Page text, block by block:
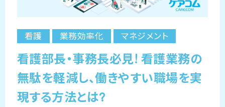
看護 業務効率化 マネジメント
看護部長・事務長必見! 看護業務の
無駄を軽減し、働きやすい職場を実
現する方法とは?